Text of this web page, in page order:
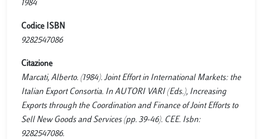
1984
Codice ISBN
9282547086
Citazione
Marcati, Alberto. (1984). Joint Effort in International Markets: the
Italian Export Consortia. In AUTORI VARI (Eds.), Increasing
Exports through the Coordination and Finance of Joint Efforts to
Sell New Goods and Services (pp. 39-46). CEE. Isbn:
9282547086.